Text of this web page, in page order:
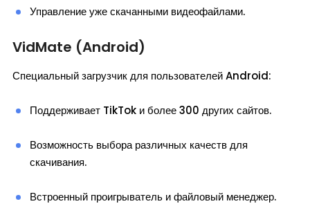
Управление уже скачанными видеофайлами.
VidMate (Android)
Специальный загрузчик для пользователей Android:
Поддерживает TikTok и более 300 других сайтов.
Возможность выбора различных качеств для
скачивания.
Встроенный проигрыватель и файловый менеджер.